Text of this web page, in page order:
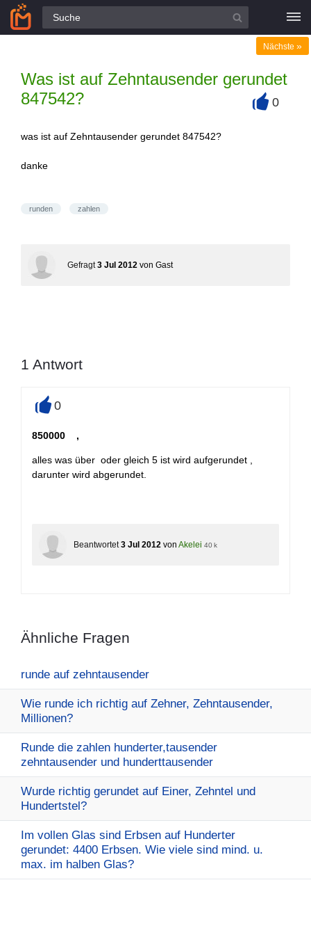
Alle Fragen
Was ist auf Zehntausender gerundet
847542?
Nächste »
0
was ist auf Zehntausender gerundet 847542?
danke
runden zahlen
Gefragt 3 Jul 2012 von Gast
1 Antwort
0
850000 ,
alles was über oder gleich 5 ist wird aufgerundet ,
darunter wird abgerundet.
Beantwortet 3 Jul 2012 von Akelei 40 k
Ähnliche Fragen
runde auf zehntausender
Wie runde ich richtig auf Zehner, Zehntausender,
Millionen?
Runde die zahlen hunderter,tausender
zehntausender und hunderttausender
Wurde richtig gerundet auf Einer, Zehntel und
Hundertstel?
Im vollen Glas sind Erbsen auf Hunderter
gerundet: 4400 Erbsen. Wie viele sind mind. u.
max. im halben Glas?